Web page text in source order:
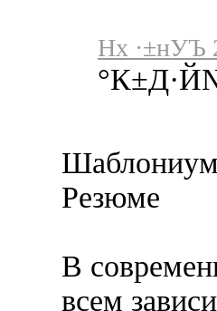
Нх ·±нУЪ
Резюме
В
всем